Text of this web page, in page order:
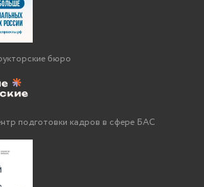
бюро
подготовки кадров в сфере БАС